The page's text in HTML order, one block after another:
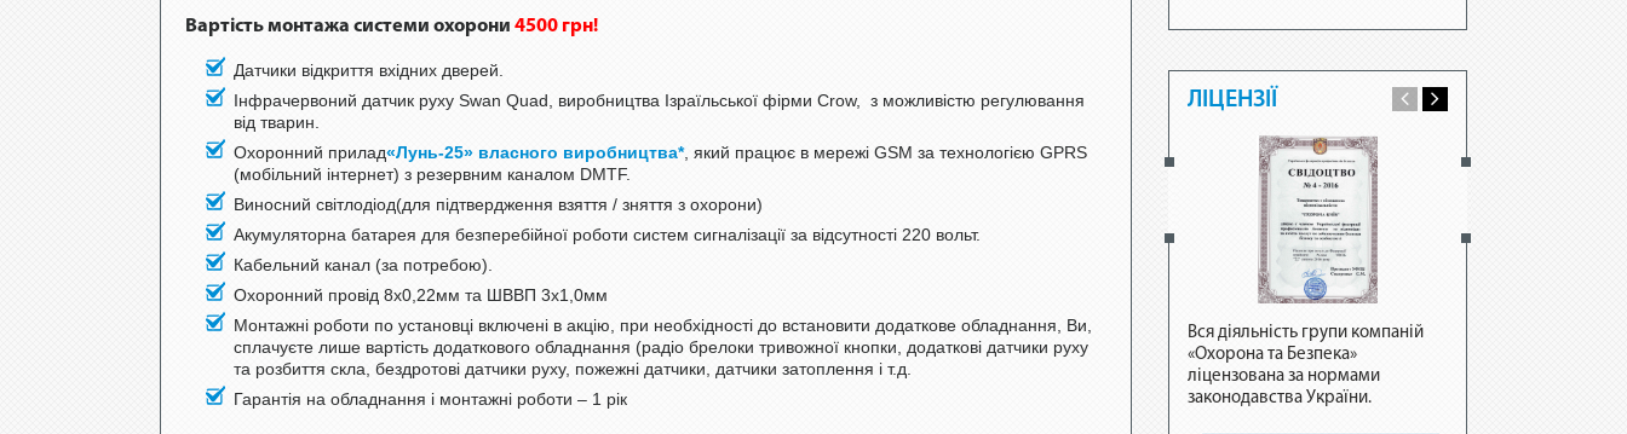
Вартість монтажа системи охорони 4500 грн!
Датчики відкриття вхідних дверей.
Інфрачервоний датчик руху Swan Quad, виробництва Ізраїльської фірми Crow, з можливістю регулювання
від тварин.
Охоронний прилад«Лунь-25» власного виробництва*, який працює в мережі GSM за технологією GPRS
(мобільний інтернет) з резервним каналом DMTF.
Виносний світлодіод(для підтвердження взяття / зняття з охорони)
Акумуляторна батарея для безперебійної роботи систем сигналізації за відсутності 220 вольт.
Кабельний канал (за потребою).
Охоронний провід 8х0,22мм та ШВВП 3х1,0мм
Монтажні роботи по установці включені в акцію, при необхідності до встановити додаткове обладнання, Ви,
сплачуєте лише вартість додаткового обладнання (радіо брелоки тривожної кнопки, додаткові датчики руху
та розбиття скла, бездротові датчики руху, пожежні датчики, датчики затоплення і т.д.
Гарантія на обладнання і монтажні роботи – 1 рік
ЛІЦЕНЗІЇ
Вся діяльність групи компаній
«Охорона та Безпека»
ліцензована за нормами
законодавства України.